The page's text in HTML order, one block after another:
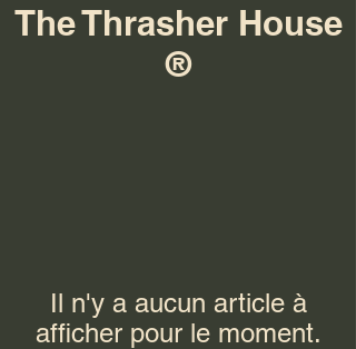
The Thrasher House
®
Il n'y a aucun article à
afficher pour le moment.